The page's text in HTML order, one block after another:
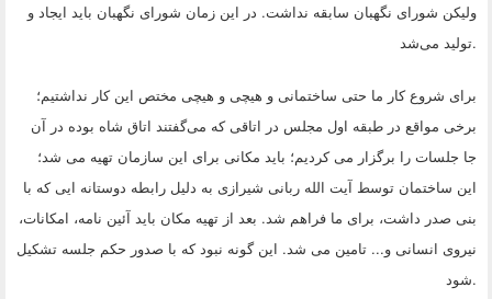
ولیکن شورای نگهبان سابقه نداشت. در این زمان شورای نگهبان باید ایجاد و
تولید می‌شد.
برای شروع کار ما حتی ساختمانی و هیچی و هیچی مختص این کار نداشتیم؛
برخی مواقع در طبقه اول مجلس در اتاقی که می‌گفتند اتاق شاه بوده در آن
جا جلسات را برگزار می کردیم؛ باید مکانی برای این سازمان تهیه می شد؛
این ساختمان توسط آیت الله ربانی شیرازی به دلیل رابطه دوستانه ایی که با
بنی صدر داشت، برای ما فراهم شد. بعد از تهیه مکان باید آئین نامه، امکانات،
نیروی انسانی و... تامین می شد. این گونه نبود که با صدور حکم جلسه تشکیل
شود.